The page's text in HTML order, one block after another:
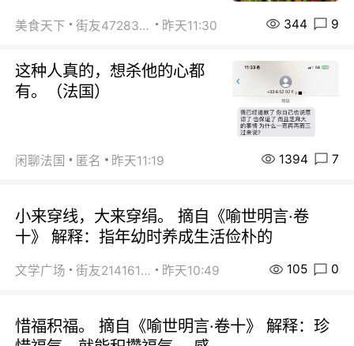
美食天下 街友472838572 昨天11:30 344 9
这种人真的，想杀他的心都
有。（法国）
闲聊法国 匿名 昨天11:19 1394 7
小来穿线，大来穿绢。 摘自《喻世明言·卷
十》 解释：指年幼时养成生活俭朴的
文学广场 街友21416156 昨天10:49 105 0
惜福积福。 摘自《喻世明言·卷十》 解释：珍